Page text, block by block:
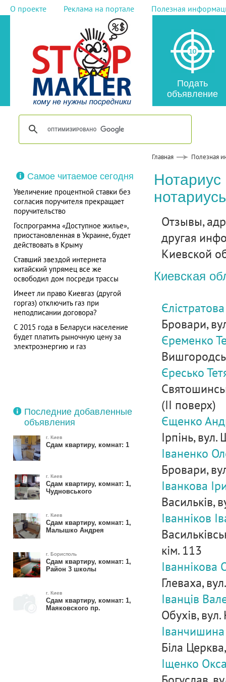
О проекте Реклама на портале Полезная
Подать
объявление
Главная Полезная
Самое читаемое сегодня
Увеличение процентной ставки без
согласия поручителя прекращает
поручительство
Госпрограмма «Доступное жилье»,
приостановленная в Украине, будет
действовать в Крыму
Ставший звездой интернета
китайский упрямец все же
освободил дом посреди трассы
Имеет ли право Киевгаз (другой
горгаз) отключить газ при
неподписании договора?
С 2015 года в Беларуси население
будет платить рыночную цену за
электроэнергию и газ
Последние добавленные
объявления
г. Киев
Сдам квартиру, комнат: 1
г. Киев
Сдам квартиру, комнат: 1,
Чудновського
г. Киев
Сдам квартиру, комнат: 1,
Малышко Андрея
г. Борисполь
Сдам квартиру, комнат: 1,
Район 3 школы
г. Киев
Сдам квартиру, комнат: 1,
Маяковского пр.
Отзывы,
другая
Киевской
Киевская
Бровари,
Єременко
Єресько
(ІІ поверх)
Єщенко
Ірпінь,
Іваненко
Бровари,
Іванкова
Васильків,
Іванніков
кім. 113
Іваннікова
Глеваха,
Іванців
Обухів,
Біла
Іщенко